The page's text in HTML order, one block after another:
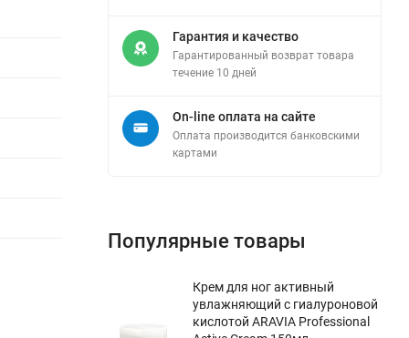
Гарантия и качество
Гарантированный возврат товара
течение 10 дней
On-line оплата на сайте
Оплата производится банковскими
картами
Популярные товары
Крем для ног активный
увлажняющий с гиалуроновой
кислотой ARAVIA Professional